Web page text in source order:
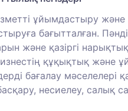
ұйымдастыру
бағытталған.
және қазіргі
бизнестің құқықтық
бағалау
несиелеу, салық